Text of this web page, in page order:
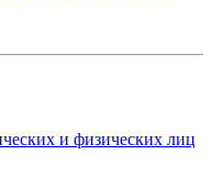
и физических лиц